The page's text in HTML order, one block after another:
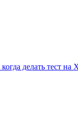
делать тест на